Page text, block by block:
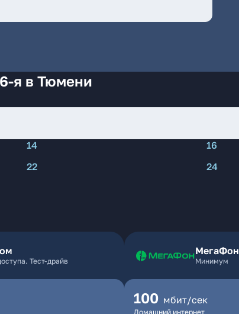
я в Тюмени
14
16
22
24
Тест-драйв
МегаФон
Минимум
100 мбит/сек
Домашний интернет